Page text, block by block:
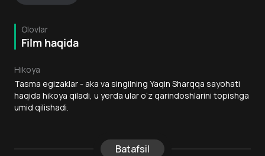
Olovlar
Film haqida
Hikoya
Tasma egizaklar - aka va singilning Yaqin Sharqqa sayohati
haqida hikoya qiladi, u yerda ular o‘z qarindoshlarini topishga
umid qilishadi.
Batafsil